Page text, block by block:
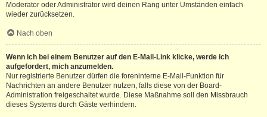
Moderator oder Administrator wird deinen Rang unter Umständen einfach
wieder zurücksetzen.
Nach oben
Wenn ich bei einem Benutzer auf den E-Mail-Link klicke, werde ich
aufgefordert, mich anzumelden.
Nur registrierte Benutzer dürfen die foreninterne E-Mail-Funktion für
Nachrichten an andere Benutzer nutzen, falls diese von der Board-
Administration freigeschaltet wurde. Diese Maßnahme soll den Missbrauch
dieses Systems durch Gäste verhindern.